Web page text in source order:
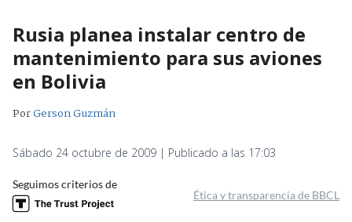
Rusia planea instalar centro de
mantenimiento para sus aviones
en Bolivia
PorGerson Guzmán
Sábado 24 octubre de 2009 | Publicado a las 17:03
Seguimos criterios de
Ética y transparencia de BBCL